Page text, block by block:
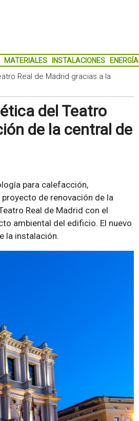
MATERIALES INSTALACIONES ENERGÍA
Real de Madrid gracias a la
del Teatro
de la central de
para calefacción,
de renovación de la
Real de Madrid con el
ambiental del edificio. El nuevo
la instalación.